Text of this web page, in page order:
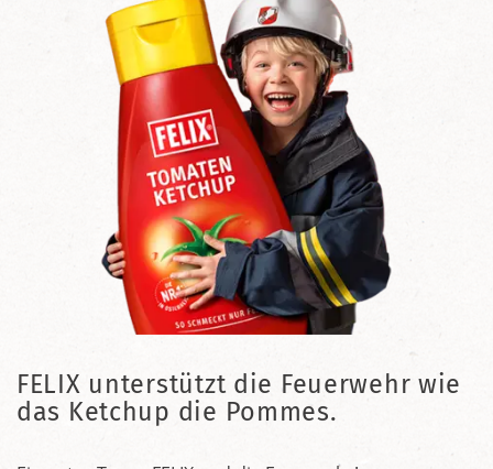
FELIX unterstützt die Feuerwehr wie
das Ketchup die Pommes.